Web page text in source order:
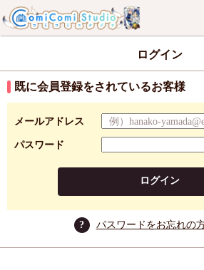
ログイン
既に会員登録をされているお客様
メールアドレス
パスワード
ログイン
? パスワードをお忘れの